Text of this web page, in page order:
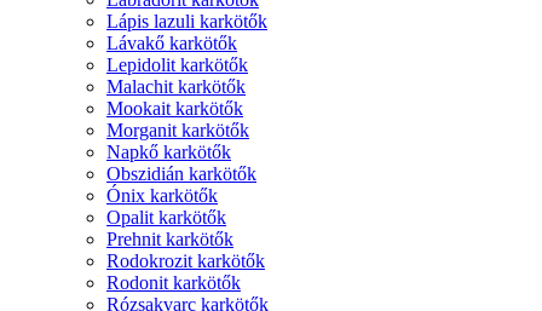
Lápis lazuli karkötők
Lávakő karkötők
Lepidolit karkötők
Malachit karkötők
Mookait karkötők
Morganit karkötők
Napkő karkötők
Obszidián karkötők
Ónix karkötők
Opalit karkötők
Prehnit karkötők
Rodokrozit karkötők
Rodonit karkötők
Rózsakvarc karkötők